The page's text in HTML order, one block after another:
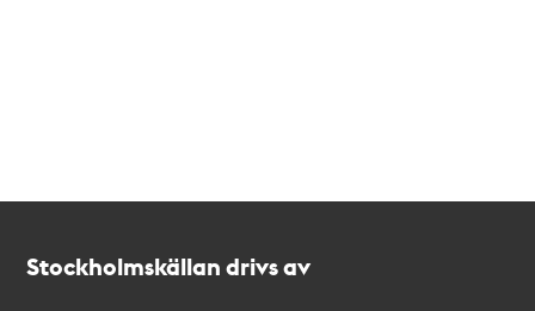
Stockholmskällan drivs av